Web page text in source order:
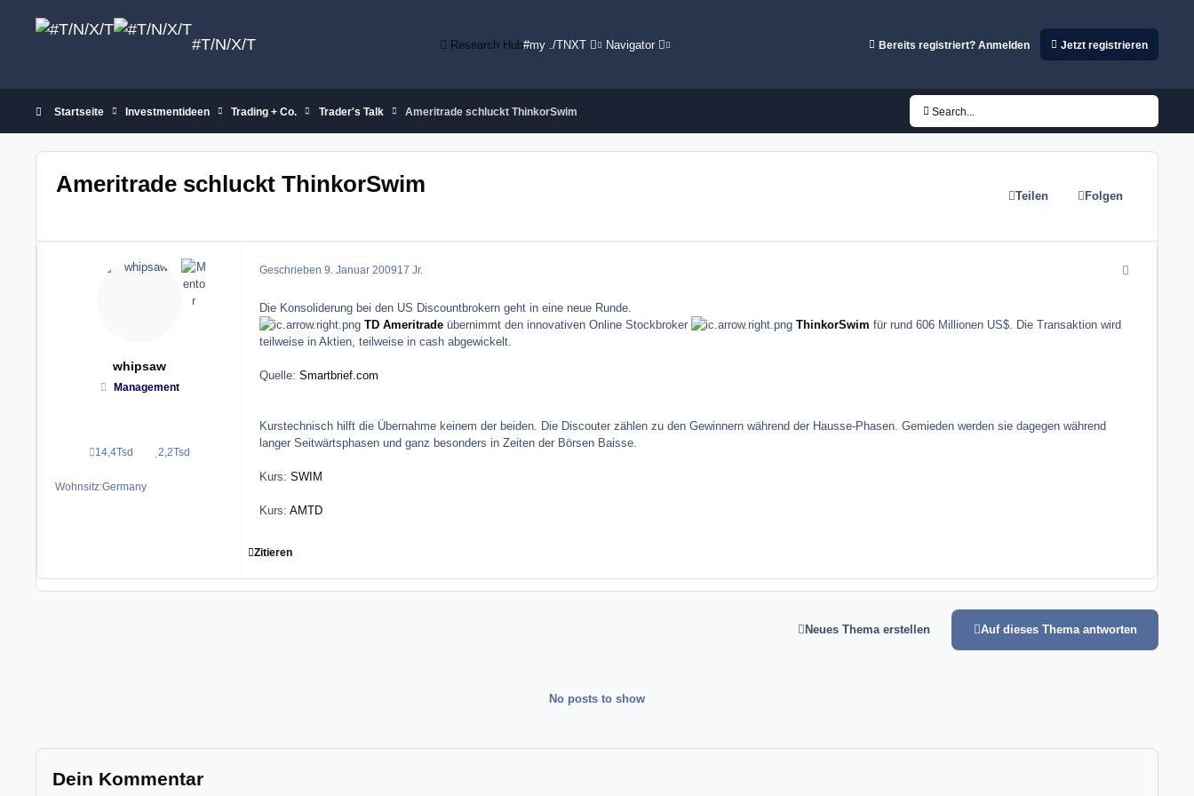
#T/N/X/T Research Hub#my ./TNXT Navigator Bereits registriert? Anmelden Jetzt registrieren
Startseite Investmentideen Trading + Co. Trader's Talk Ameritrade schluckt ThinkorSwim Search...
Ameritrade schluckt ThinkorSwim Teilen Folgen
whipsaw
Management
14,4Tsd
Beiträge 2,2Tsd
Reputation
Wohnsitz:Germany
Geschrieben 9. Januar 200917 Jr.
Die Konsoliderung bei den US Discountbrokern geht in eine neue Runde.
TD Ameritradeübernimmt den innovativen Online Stockbroker ThinkorSwim für rund 606 Millionen US$. Die Transaktion wird
teilweise in Aktien, teilweise in cash abgewickelt.
Quelle: Smartbrief.com
Kurstechnisch hilft die Übernahme keinem der beiden. Die Discouter zählen zu den Gewinnern während der Hausse-Phasen. Gemieden werden sie dagegen während
langer Seitwärtsphasen und ganz besonders in Zeiten der Börsen Baisse.
Kurs: SWIM
Kurs: AMTD
Zitieren
Neues Thema erstellen Auf dieses Thema antworten
No posts to show
Dein Kommentar